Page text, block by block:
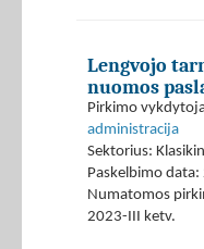
Lengvojo
nuomos
Pirkimo
administracija
Sektorius:
Paskelbimo
Numatomos
2023-III ketv.